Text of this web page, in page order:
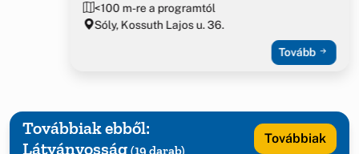
<100 m-re a programtól
Sóly, Kossuth Lajos u. 36.
Tovább
Továbbiak ebből:
Látványosság (19 darab)
Továbbiak